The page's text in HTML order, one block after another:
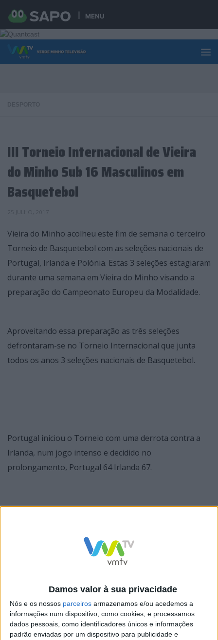
MENU
Damos valor à sua privacidade
Nós e os nossos parceiros armazenamos e/ou acedemos a
informações num dispositivo, como cookies, e processamos
dados pessoais, como identificadores únicos e informações
padrão enviadas por um dispositivo para publicidade e
Skip to content
III Torneio Internacional de Vieira
do Minho Sub 16 Masculinos em
Basquetebol
Vieira do Minho acolheu este fim de semana o terceiro
Torneio de Basquetebol com as seleções nacionais de
Portugal, Irlanda e Polónia. Estas 3 seleções estagiaram
durante uma semana em Vieira do Minho visando a
preparação do Campeonato Europeu da Modalidade.
Aproveitando essa preparação as três seleções
defrontaram-se no Torneio Internacional que junta
todos os anos 3 seleções nacionais de Basquetebol.
Portugal iniciou o Torneio com uma derrota contra a
Irlanda, num jogo intenso e decidido no
prolongamento, Portugal 64 Irlanda 67.
venceram os Irlandeses apesar de liderarem
praticamente todo o jogo, houve momentos em que a
Polonia deixou a Irlanda encostar, colocando em causa
Na terceira e última jornada que opôs a seleção
Nacional à Polónia, a seleção de Portugal não foi feliz
apesar dos esforços dos portugueses a vitória sorriu